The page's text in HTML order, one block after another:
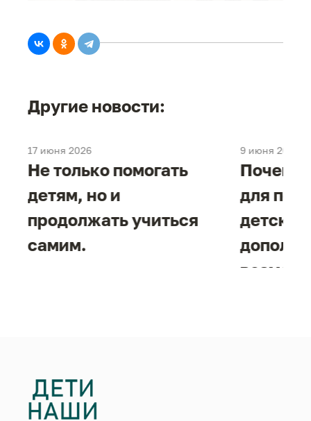
Другие новости:
17 июня 2026
Не только помогать
детям, но и
продолжать учиться
самим.
9 июня 2026
Почему
для